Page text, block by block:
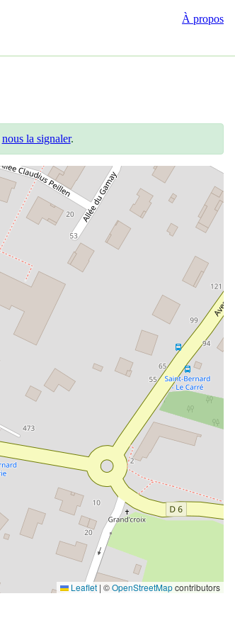
À propos
nous la signaler.
Leaflet | ©OpenStreetMapcontributors